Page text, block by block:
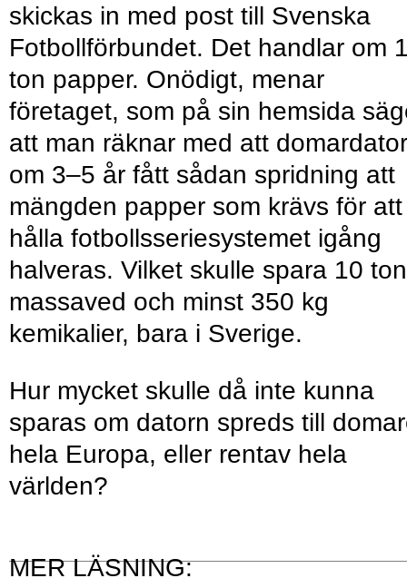
skickas in med post till Svenska
Fotbollförbundet. Det handlar om
ton papper. Onödigt, menar
företaget, som på sin hemsida
att man räknar med att
om 3–5 år fått sådan spridning att
mängden papper som krävs för att
hålla fotbollsseriesystemet igång
halveras. Vilket skulle spara 10 ton
massaved och minst 350 kg
kemikalier, bara i Sverige.
Hur mycket skulle då inte kunna
sparas om datorn spreds till
hela Europa, eller rentav hela
världen?